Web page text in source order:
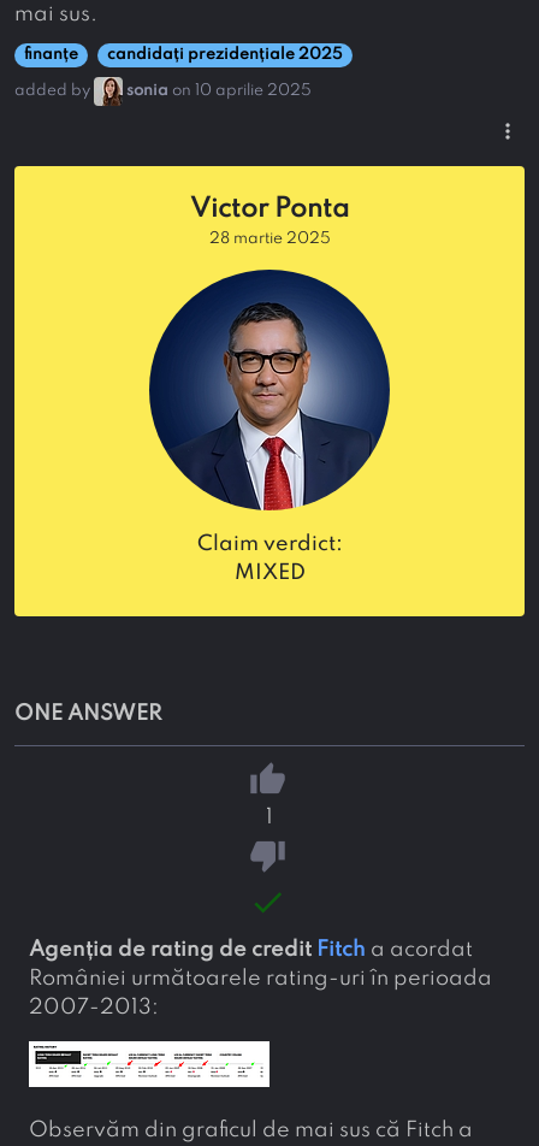
mai sus.
finanțe candidați prezidențiale 2025
added by sonia on 10 aprilie 2025
more_vert
Victor Ponta
28 martie 2025
claim verdict:
MIXED
ONE ANSWER
thumb_up
thumb_down
done
Agenția de rating de credit Fitch a acordat
României următoarele rating-uri în perioada
2007-2013:
Observăm din graficul de mai sus că Fitch a